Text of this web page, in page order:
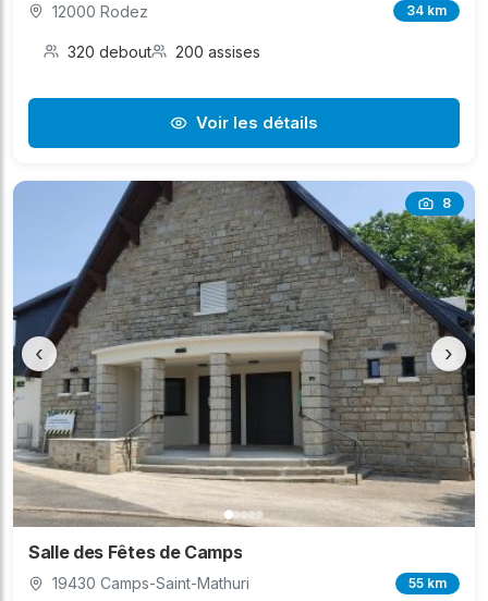
12000 Rodez 34 km
320 debout 200 assises
Voir les détails
8
‹ ›
Salle des Fêtes de Camps
19430 Camps-Saint-Mathuri 55 km